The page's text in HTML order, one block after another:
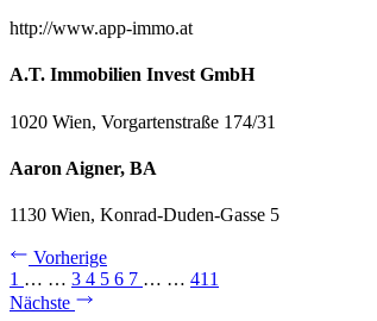
http://www.app-immo.at
A.T. Immobilien Invest GmbH
1020 Wien, Vorgartenstraße 174/31
Aaron Aigner, BA
1130 Wien, Konrad-Duden-Gasse 5
Vorherige
1 … … 3 4 5 6 7 … … 411
Nächste